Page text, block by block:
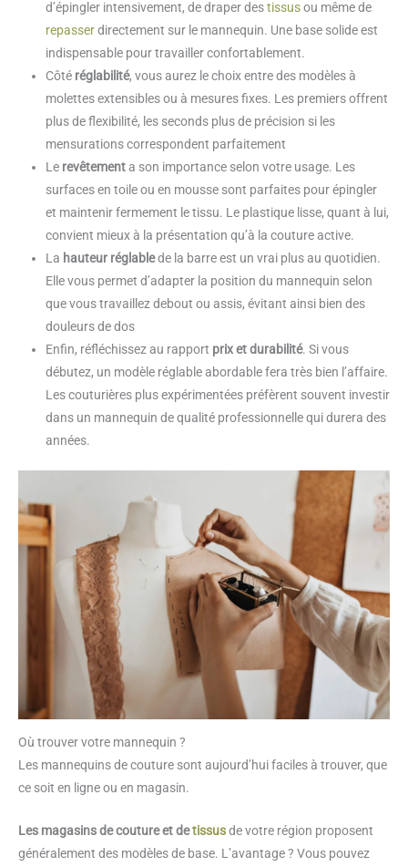
d’épingler intensivement, de draper destissusou même de
repasserdirectement sur le mannequin. Une base solide est
indispensable pour travailler confortablement.
Côté réglabilité, vous aurez le choix entre des modèles à
molettes extensibles ou à mesures fixes. Les premiers offrent
plus de flexibilité, les seconds plus de précision si les
mensurations correspondent parfaitement
Le revêtementa son importance selon votre usage. Les
surfaces en toile ou en mousse sont parfaites pour épingler
et maintenir fermement le tissu. Le plastique lisse, quant à lui,
convient mieux à la présentation qu’à la couture active.
La hauteur réglablede la barre est un vrai plus au quotidien.
Elle vous permet d’adapter la position du mannequin selon
que vous travaillez debout ou assis, évitant ainsi bien des
douleurs de dos
Enfin, réfléchissez au rapport prix et durabilité. Si vous
débutez, un modèle réglable abordable fera très bien l’affaire.
Les couturières plus expérimentées préfèrent souvent investir
dans un mannequin de qualité professionnelle qui durera des
années.
Où trouver votre mannequin ?
Les mannequins de couture sont aujourd’hui faciles à trouver, que
ce soit en ligne ou en magasin.
Les magasins de couture et detissusde votre région proposent
généralement des modèles de base. L’avantage ? Vous pouvez